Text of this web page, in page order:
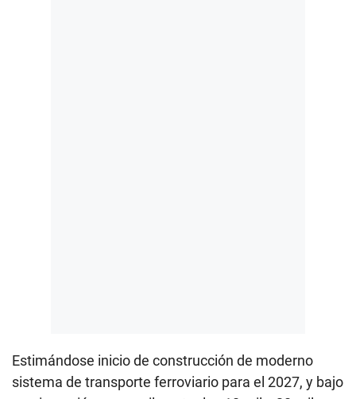
Estimándose inicio de construcción de moderno
sistema de transporte ferroviario para el 2027, y bajo